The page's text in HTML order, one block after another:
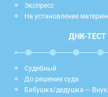
Экспресс
На установление
ДНК-
Судебный
До решения суда
Бабушка/дедушка —